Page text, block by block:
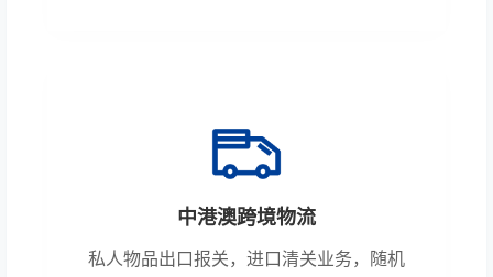
中港澳跨境物流
私人物品出口报关，进口清关业务，随机